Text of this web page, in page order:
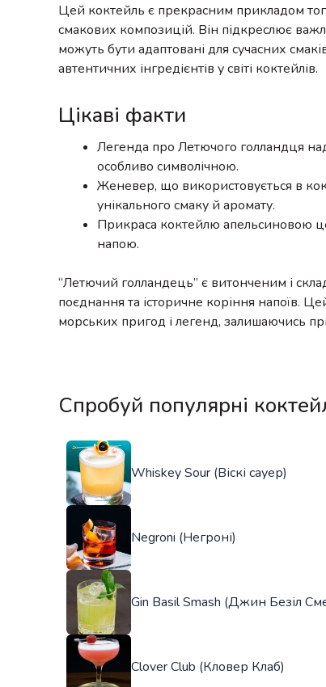
Цей коктейль є прекрасним прикладом
смакових композицій. Він підкреслює
можуть бути адаптовані для сучасних
автентичних інгредієнтів у світі коктейлів.
Цікаві факти
Легенда про Летючого голландця
особливо символічною.
Женевер, що використовується в
унікального смаку й аромату.
Прикраса коктейлю апельсиновою
напою.
“Летючий голландець” є витонченим і
поєднання та історичне коріння напоїв.
морських пригод і легенд, залишаючись
Спробуй популярні
Whiskey Sour (Віскі сауер)
Negroni (Негроні)
Gin Basil Smash (Джин Безіл
Clover Club (Кловер Клаб)